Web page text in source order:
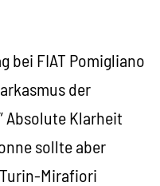
bei FIAT Pomigliano
der
Absolute Klarheit
sollte aber
Mirafiori